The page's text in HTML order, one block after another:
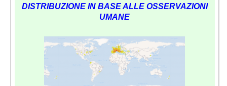
DISTRIBUZIONE IN BASE ALLE OSSERVAZIONI
UMANE